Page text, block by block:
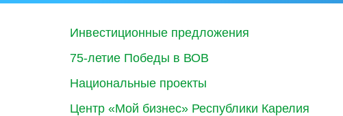
Инвестиционные предложения
75-летие Победы в ВОВ
Национальные проекты
Центр «Мой бизнес» Республики Карелия